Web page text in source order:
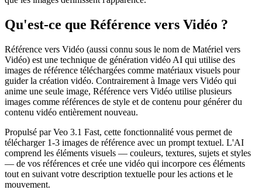
Qu'est-ce que Référence vers Vidéo ?
Référence vers Vidéo (aussi connu sous le nom de Matériel vers
Vidéo) est une technique de génération vidéo AI qui utilise des
images de référence téléchargées comme matériaux visuels pour
guider la création vidéo. Contrairement à Image vers Vidéo qui
anime une seule image, Référence vers Vidéo utilise plusieurs
images comme références de style et de contenu pour générer du
contenu vidéo entièrement nouveau.
Propulsé par Veo 3.1 Fast, cette fonctionnalité vous permet de
télécharger 1-3 images de référence avec un prompt textuel. L'AI
comprend les éléments visuels — couleurs, textures, sujets et styles
— de vos références et crée une vidéo qui incorpore ces éléments
tout en suivant votre description textuelle pour les actions et le
mouvement.